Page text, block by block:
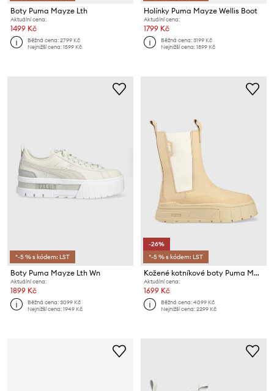
Boty Puma Mayze Lth
Aktuální cena:
1499 Kč
Běžná cena:2799 Kč
Nejnižší cena:1599 Kč
Holínky Puma Mayze Wellis Boot
Aktuální cena:
1799 Kč
Běžná cena:3199 Kč
Nejnižší cena:1899 Kč
*-5 % s kódem: LST
Boty Puma Mayze Lth Wn
Aktuální cena:
1899 Kč
Běžná cena:3099 Kč
Nejnižší cena:1949 Kč
-26%
*-5 % s kódem: LST
Kožené kotníkové boty Puma Mayze Stack Chelsea Wns
Aktuální cena:
1699 Kč
Běžná cena:4099 Kč
Nejnižší cena:2299 Kč